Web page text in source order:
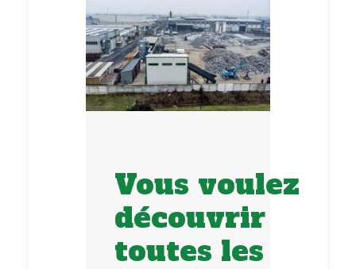
Vous voulez
découvrir
toutes les